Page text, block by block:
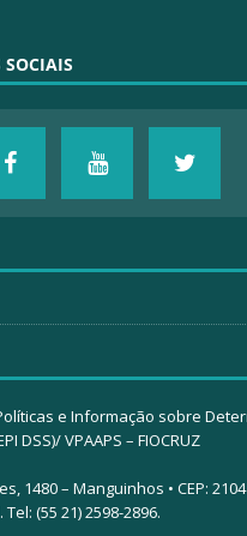
SOCIAIS
e Informação sobre
DSS)/ VPAAPS – FIOCRUZ
1480 – Manguinhos • CEP:
(55 21) 2598-2896.